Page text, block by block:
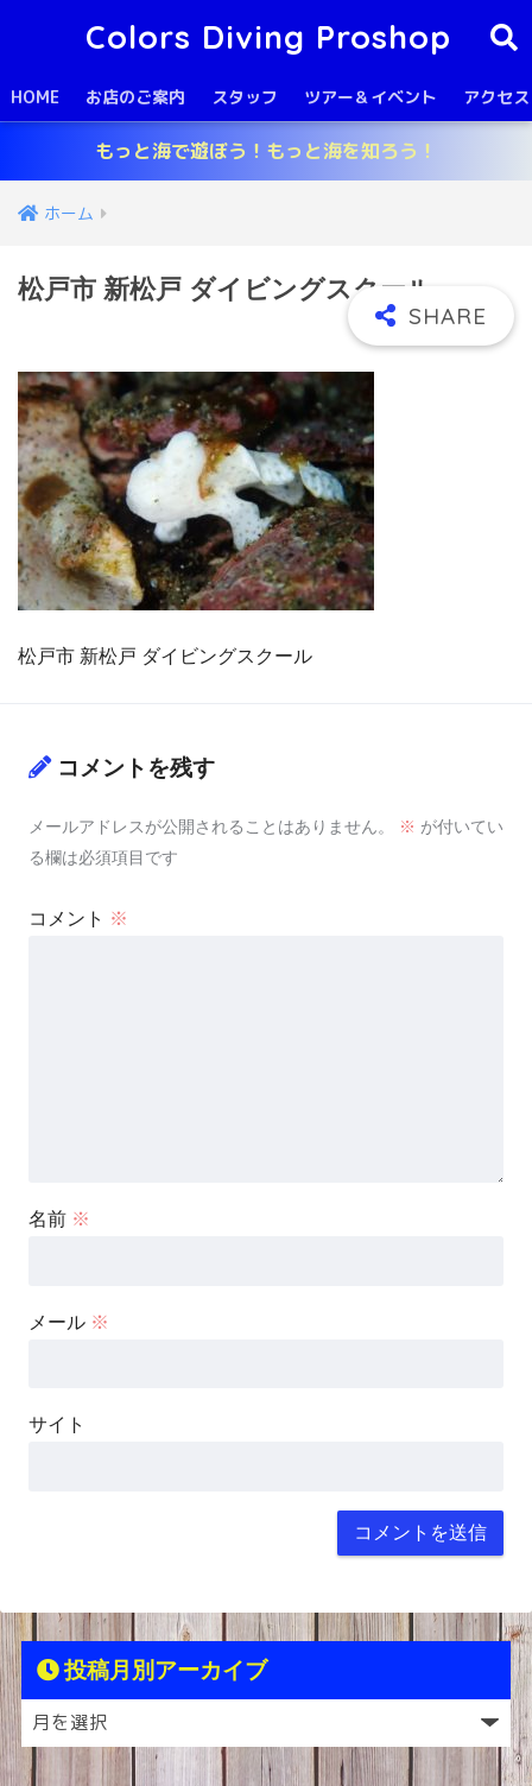
Colors Diving Proshop
HOME お店のご案内 スタッフ ツアー＆イベント アクセス
もっと海で遊ぼう！もっと海を知ろう！
ホーム
松戸市 新松戸 ダイビングスクール
松戸市 新松戸 ダイビングスクール
コメントを残す
メールアドレスが公開されることはありません。 ※ が付いてい
る欄は必須項目です
コメント ※
名前 ※
メール ※
サイト
投稿月別アーカイブ